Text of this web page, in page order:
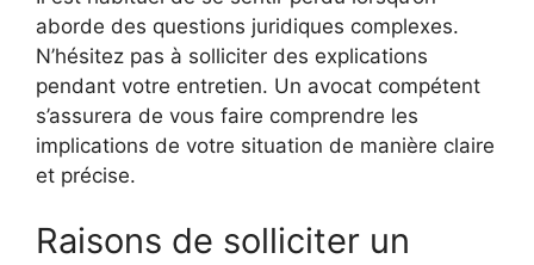
aborde des questions juridiques complexes.
N’hésitez pas à solliciter des explications
pendant votre entretien. Un avocat compétent
s’assurera de vous faire comprendre les
implications de votre situation de manière claire
et précise.
Raisons de solliciter un